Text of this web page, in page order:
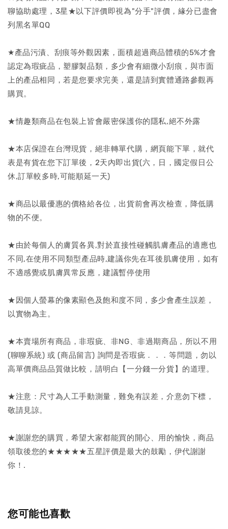
聊協助處理，3星★以下評價即視為"分手"評價，緣分已盡會
列黑名單QQ
★產品污漬、刮痕等外觀因素，面積超過商品體積的5%才會
認定為瑕疵品，塑膠製品類，多少會有細微小刮痕，與市面
上的產品相同，若是您要求完美，還是請到實體通路參觀再
購買。
★情趣類商品在包裝上皆會嚴密保護你的隱私,絕不外露
★本店保證在台灣現貨，絕非轉單代購，網頁能下單，就代
表是有貨在您下訂單後，2天內即出貨(六，日，國定假日公
休,訂單較多時,可能順延一天)
★商品以最優惠的價格給各位，出貨前會再次檢查，降低購
物的不便。
★由於每個人的膚質各異,對於直接性碰觸肌膚產品的適應也
不同,在使用不同類型產品時,建議你先在耳後肌膚使用，如有
不適感覺或肌膚異常反應，建議暫停使用
★因個人螢幕的像素顯色及飽和度不同，多少會產生誤差，
以實物為主。
★本賣場所有商品，非瑕疵、非NG、非過期商品，所以不用
(聊聊系統) 或 (商品留言) 詢問是否瑕疵．．．等問題，勿以
高單價商品品質做比較，請明白【一分錢一分貨】的道理。
★注意：尺寸為人工手動測量，難免有誤差，介意勿下標，
敬請見諒。
★謝謝您的購買，希望大家都能買的開心、用的愉快，商品
領取後您的★★★★★五星評價是最大的鼓勵，伊代謝謝
你！.
您可能也喜歡